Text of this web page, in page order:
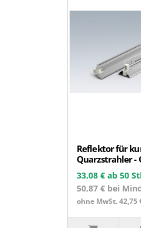
Reflektor für
Quarzstrahler -
33,08 € ab 50
50,87 € bei
ohne MwSt. 42,75